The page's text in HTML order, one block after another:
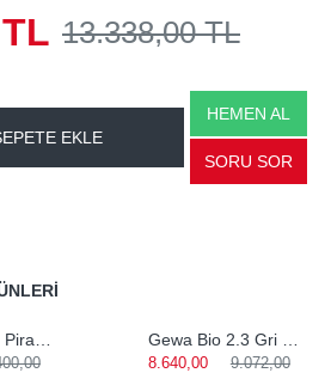
13.338,00 TL
EKLE
HEMEN AL
SORU SOR
8.640,00
9.072,00